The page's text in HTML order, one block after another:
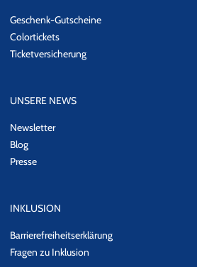
Geschenk-Gutscheine
Colortickets
Ticketversicherung
UNSERE NEWS
Newsletter
Blog
Presse
INKLUSION
Barrierefreiheitserklärung
Fragen zu Inklusion